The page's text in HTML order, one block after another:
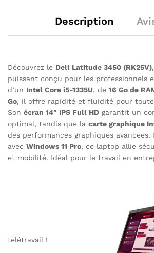
Description
Découvrez le Dell Latitude 3450 (RK25V)
puissant conçu pour les professionnels
d’un Intel Core i5-1335U, de 16 Go de
Go, il offre rapidité et fluidité pour
Son écran 14″ IPS Full HD garantit un
optimal, tandis que la carte graphique
des performances graphiques avancées.
avec Windows 11 Pro, ce laptop allie
et mobilité. Idéal pour le travail en
télétravail !